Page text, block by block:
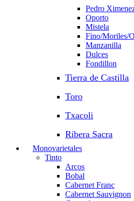
Pedro
Oporto
Mistela
Fino/Moriles/
Manzanilla
Dulces
Fondillon
Tierra de Castilla
Toro
Txacoli
Ribera Sacra
Monovarietales
Tinto
Arcos
Bobal
Cabernet Franc
Cabernet Sauvignon